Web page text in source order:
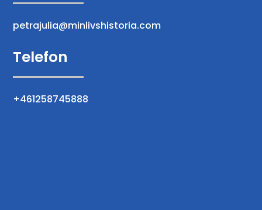
petrajulia@minlivshistoria.com
Telefon
+461258745888